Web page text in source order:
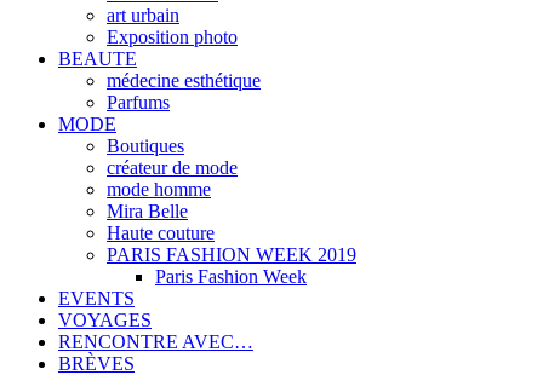
art urbain
Exposition photo
BEAUTE
médecine esthétique
Parfums
MODE
Boutiques
créateur de mode
mode homme
Mira Belle
Haute couture
PARIS FASHION WEEK 2019
Paris Fashion Week
EVENTS
VOYAGES
RENCONTRE AVEC…
BRÈVES